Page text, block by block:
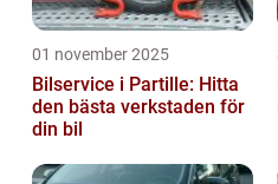
01 november 2025
Bilservice i Partille: Hitta
den bästa verkstaden för
din bil